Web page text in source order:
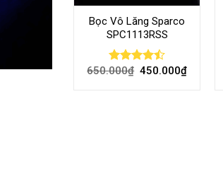
Bọc Vô Lăng Sparco
SPC1113RSS
Rated
650.000₫ 450.000₫